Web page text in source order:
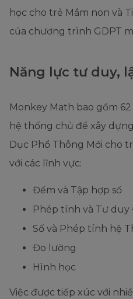
học cho trẻ Mầm non và
của chương trình GDPT
Năng lực tư duy,
Monkey Math bao gồm
hệ thống chủ đề xây
Dục Phổ Thông Mới cho
với các lĩnh vực:
Đếm và Tập hợp số
Phép tính và Tư duy
Số và Phép tính hệ
Đo lường
Hình học
Việc được tiếp xúc với